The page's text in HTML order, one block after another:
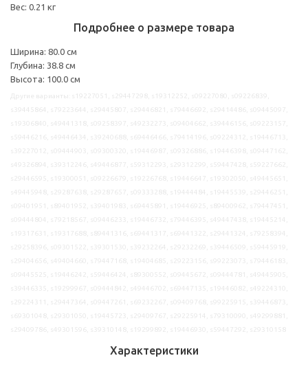
Вес: 0.21 кг
Подробнее о размере товара
Ширина: 80.0 см
Глубина: 38.8 см
Высота: 100.0 см
Характеристики